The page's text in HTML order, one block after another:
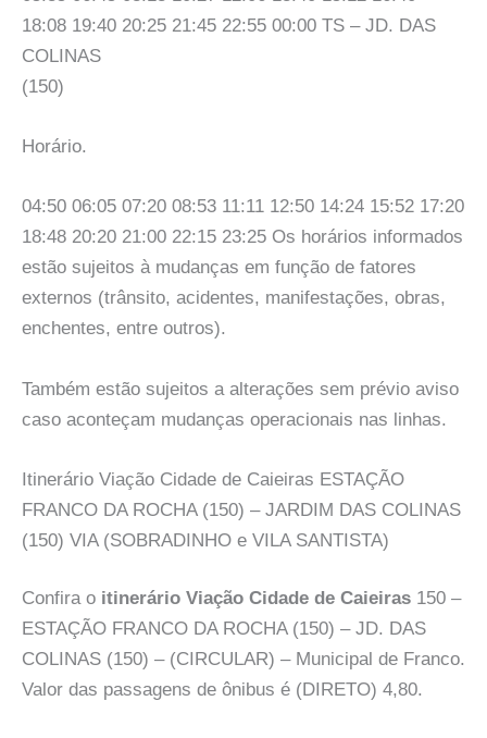
18:08 19:40 20:25 21:45 22:55 00:00 TS – JD. DAS
COLINAS
(150)
Horário.
04:50 06:05 07:20 08:53 11:11 12:50 14:24 15:52 17:20
18:48 20:20 21:00 22:15 23:25 Os horários informados
estão sujeitos à mudanças em função de fatores
externos (trânsito, acidentes, manifestações, obras,
enchentes, entre outros).
Também estão sujeitos a alterações sem prévio aviso
caso aconteçam mudanças operacionais nas linhas.
Itinerário Viação Cidade de Caieiras ESTAÇÃO
FRANCO DA ROCHA (150) – JARDIM DAS COLINAS
(150) VIA (SOBRADINHO e VILA SANTISTA)
Confira o itinerário Viação Cidade de Caieiras 150 –
ESTAÇÃO FRANCO DA ROCHA (150) – JD. DAS
COLINAS (150) – (CIRCULAR) – Municipal de Franco.
Valor das passagens de ônibus é (DIRETO) 4,80.